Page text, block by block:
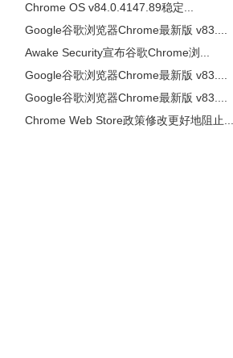
Chrome OS v84.0.4147.89稳定...
Google谷歌浏览器Chrome最新版 v83....
Awake Security宣布谷歌Chrome浏...
Google谷歌浏览器Chrome最新版 v83....
Google谷歌浏览器Chrome最新版 v83....
Chrome Web Store政策修改更好地阻止...